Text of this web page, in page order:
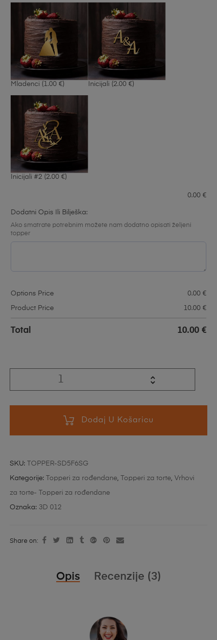
Mladenci (1.00 €) Inicijali (2.00 €)
Inicijali #2 (2.00 €)
0.00 €
Dodatni Opis Ili Bilješka:
Ako smatrate potrebnim možete nam dodatno opisati željeni
topper
Options Price 0.00 €
Product Price 10.00 €
Total 10.00 €
Dodaj U Košaricu
SKU: TOPPER-SD5F6SG
Kategorije: Topperi za rođendane Topperi za torte Vrhovi
za torte- Topperi za rođendane
Oznaka: 3D 012
Share on:
Opis Recenzije (3)